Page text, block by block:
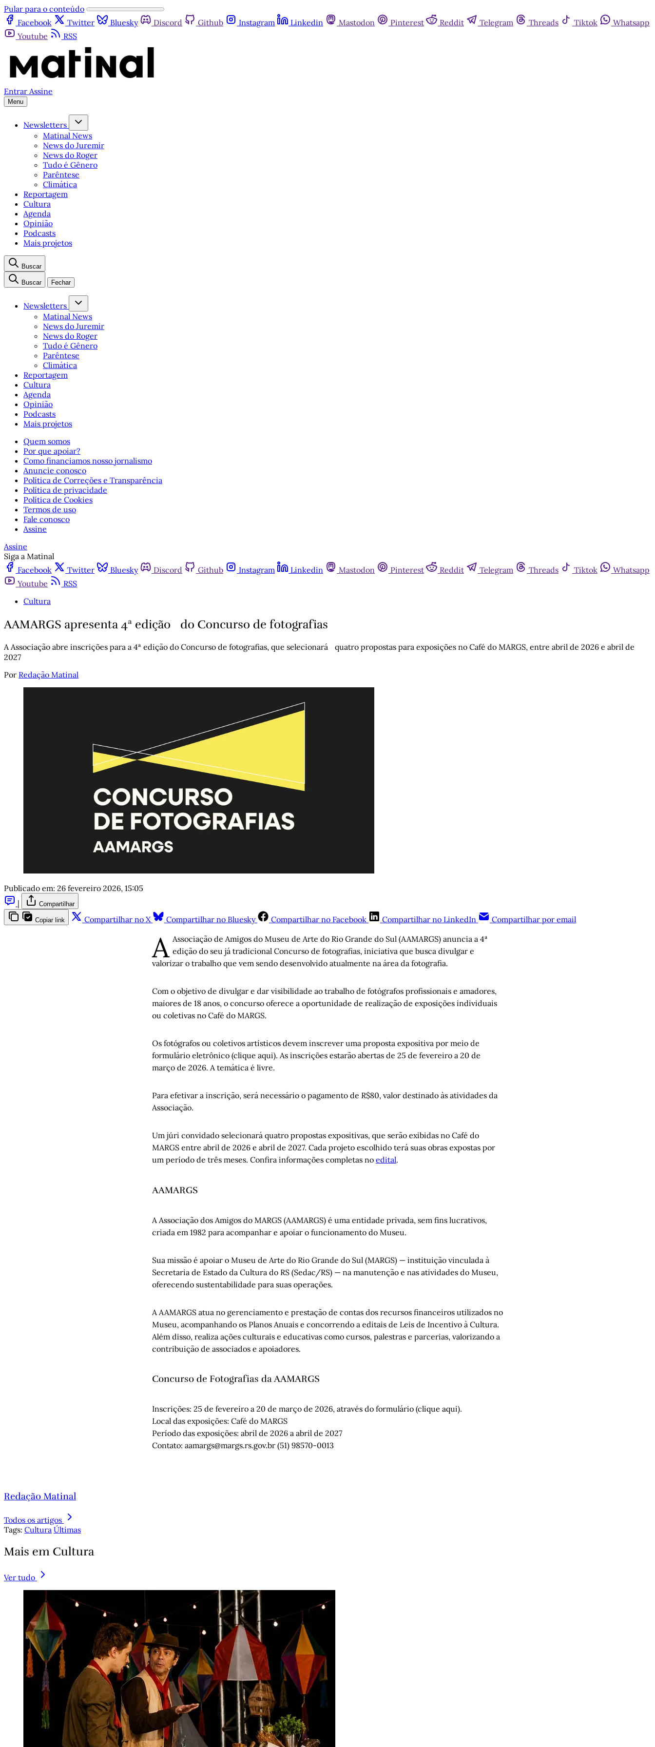
Pular para o conteúdo
Facebook
Twitter Bluesky Discord Github Instagram Linkedin Mastodon Pinterest Reddit Telegram Threads Tiktok
Whatsapp
Youtube
RSS
Entrar Assine
Menu
Newsletters
Matinal News
News do Juremir
News do Roger
Tudo é Gênero
Parêntese
Climática
Reportagem
Cultura
Agenda
Opinião
Podcasts
Mais projetos
Buscar
Buscar Fechar
Newsletters
Matinal News
News do Juremir
News do Roger
Tudo é Gênero
Parêntese
Climática
Reportagem
Cultura
Agenda
Opinião
Podcasts
Mais projetos
Quem somos
Por que apoiar?
Como financiamos nosso jornalismo
Anuncie conosco
Política de Correções e Transparência
Política de privacidade
Política de Cookies
Termos de uso
Fale conosco
Assine
Assine
Siga a Matinal
Facebook
Twitter Bluesky Discord Github Instagram Linkedin Mastodon Pinterest Reddit Telegram Threads Tiktok
Whatsapp
Youtube
RSS
Cultura
AAMARGS apresenta 4ª edição do Concurso de fotografias
A Associação abre inscrições para a 4ª edição do Concurso de fotografias, que selecionará quatro propostas para exposições no Café do MARGS, entre abril de 2026 e abril de
2027
Por Redação Matinal
Publicado em: 26 fevereiro 2026, 15:05
|
Compartilhar
Copiar link Compartilhar no X Compartilhar no Bluesky Compartilhar no Facebook Compartilhar no LinkedIn Compartilhar por email
A Associação de Amigos do Museu de Arte do Rio Grande do Sul (AAMARGS) anuncia a 4ª
edição do seu já tradicional Concurso de fotografias, iniciativa que busca divulgar e
valorizar o trabalho que vem sendo desenvolvido atualmente na área da fotografia.
Com o objetivo de divulgar e dar visibilidade ao trabalho de fotógrafos profissionais e amadores,
maiores de 18 anos, o concurso oferece a oportunidade de realização de exposições individuais
ou coletivas no Café do MARGS.
Os fotógrafos ou coletivos artísticos devem inscrever uma proposta expositiva por meio de
formulário eletrônico (clique aqui). As inscrições estarão abertas de 25 de fevereiro a 20 de
março de 2026. A temática é livre.
Para efetivar a inscrição, será necessário o pagamento de R$80, valor destinado às atividades da
Associação.
Um júri convidado selecionará quatro propostas expositivas, que serão exibidas no Café do
MARGS entre abril de 2026 e abril de 2027. Cada projeto escolhido terá suas obras expostas por
um período de três meses. Confira informações completas no edital.
AAMARGS
A Associação dos Amigos do MARGS (AAMARGS) é uma entidade privada, sem fins lucrativos,
criada em 1982 para acompanhar e apoiar o funcionamento do Museu.
Sua missão é apoiar o Museu de Arte do Rio Grande do Sul (MARGS) — instituição vinculada à
Secretaria de Estado da Cultura do RS (Sedac/RS) — na manutenção e nas atividades do Museu,
oferecendo sustentabilidade para suas operações.
A AAMARGS atua no gerenciamento e prestação de contas dos recursos financeiros utilizados no
Museu, acompanhando os Planos Anuais e concorrendo a editais de Leis de Incentivo à Cultura.
Além disso, realiza ações culturais e educativas como cursos, palestras e parcerias, valorizando a
contribuição de associados e apoiadores.
Concurso de Fotografias da AAMARGS
Inscrições: 25 de fevereiro a 20 de março de 2026, através do formulário (clique aqui).
Local das exposições: Café do MARGS
Período das exposições: abril de 2026 a abril de 2027
Contato: aamargs@margs.rs.gov.br (51) 98570-0013
Redação Matinal
Todos os artigos
Tags: Cultura Últimas
Mais em Cultura
Ver tudo